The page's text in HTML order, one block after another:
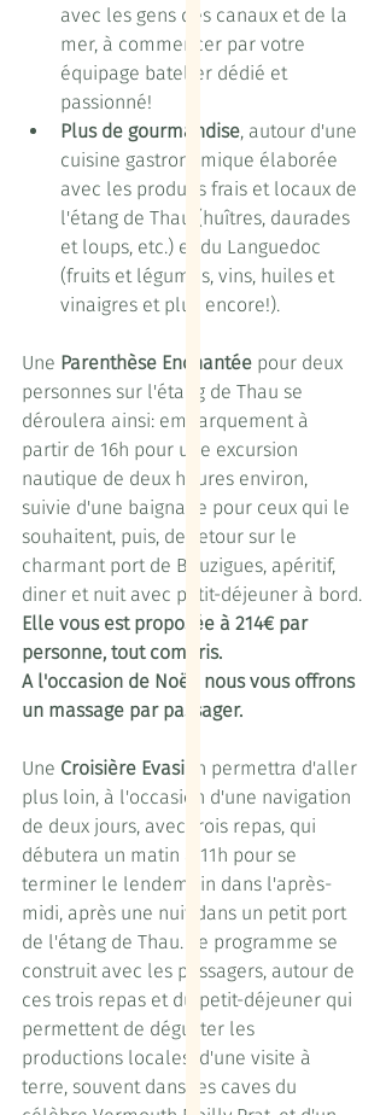
avec les gens des canaux et de la
mer, à commencer par votre
équipage batelier dédié et
passionné!
Plus de gourmandise, autour d'une
cuisine gastronomique élaborée
avec les produits frais et locaux de
l'étang de Thau (huîtres, daurades
et loups, etc.) et du Languedoc
(fruits et légumes, vins, huiles et
vinaigres et plus encore!).
Une Parenthèse Enchantée pour deux
personnes sur l'étang de Thau se
déroulera ainsi: embarquement à
partir de 16h pour une excursion
nautique de deux heures environ,
suivie d'une baignade pour ceux qui le
souhaitent, puis, de retour sur le
charmant port de Bouzigues, apéritif,
diner et nuit avec petit-déjeuner à bord.
Elle vous est proposée à 214€ par
personne, tout compris.
A l'occasion de Noël, nous vous offrons
un massage par passager.
Une Croisière Evasio
n permettra d'aller
plus loin, à l'occasion d'une navigation
de deux jours, avec trois repas, qui
débutera un matin à 11h pour se
terminer le lendemain dans l'après-
midi, après une nuit dans un petit port
de l'étang de Thau. Le programme se
construit avec les passagers, autour de
ces trois repas et du petit-déjeuner qui
permettent de déguster les
productions locales, d'une visite à
terre, souvent dans les caves du